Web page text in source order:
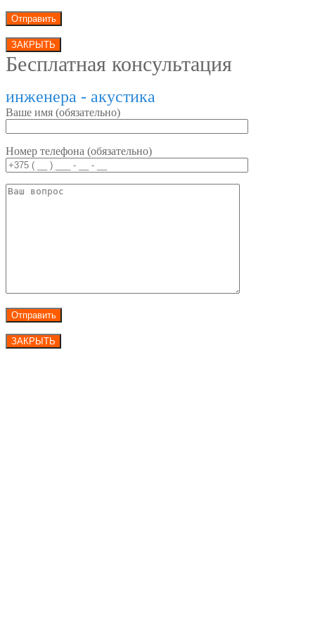
ЗАКРЫТЬ
Бесплатная консультация
инженера - акустика
Ваше имя (обязательно)
Номер телефона (обязательно)
ЗАКРЫТЬ